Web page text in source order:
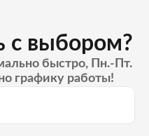
с выбором?
быстро, Пн.-Пт.
графику работы!